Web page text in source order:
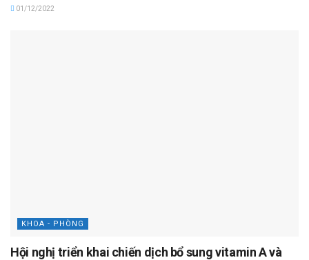
01/12/2022
KHOA - PHÒNG
Hội nghị triển khai chiến dịch bổ sung vitamin A và